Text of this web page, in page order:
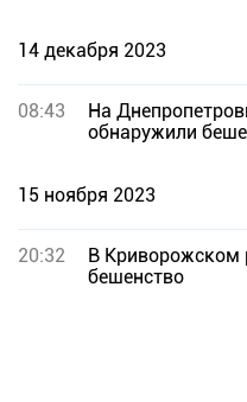
14 декабря 2023
08:43
На
обнаружили
15 ноября 2023
20:32
В Криворожском
бешенство